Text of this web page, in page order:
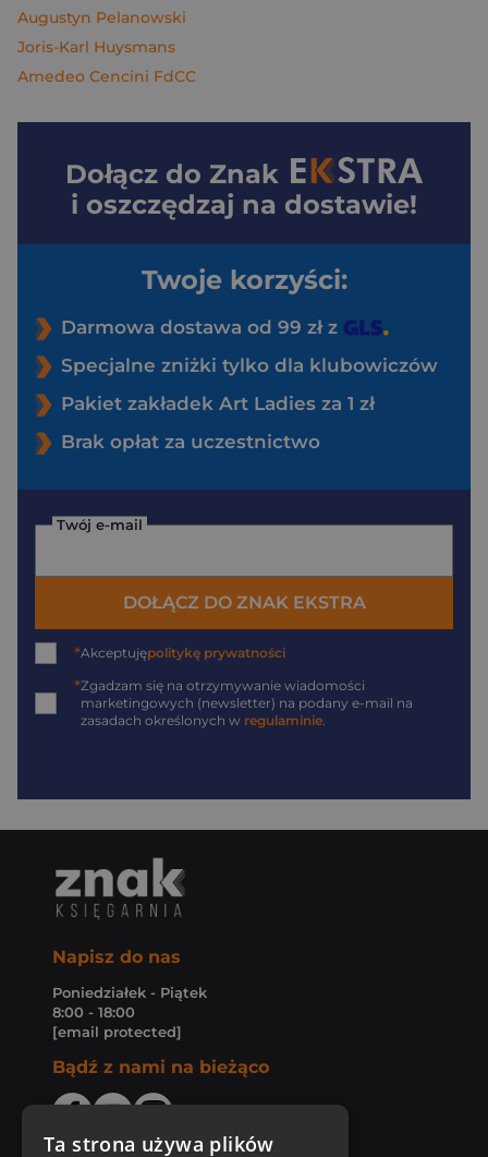
Augustyn Pelanowski
Joris-Karl Huysmans
Amedeo Cencini FdCC
Dołącz do Znak
i oszczędzaj na dostawie!
Twoje korzyści:
Darmowa dostawa od 99 zł z
Specjalne zniżki tylko dla klubowiczów
Pakiet zakładek Art Ladies za 1 zł
Brak opłat za uczestnictwo
Twój e-mail
DOŁĄCZ DO ZNAK EKSTRA
*Akceptujępolitykę prywatności
*Zgadzam się na otrzymywanie wiadomości
marketingowych (newsletter) na podany e-mail na
zasadach określonych w regulaminie.
Napisz do nas
Poniedziałek - Piątek
8:00 - 18:00
[email protected]
Bądź z nami na bieżąco
Ta strona używa plików